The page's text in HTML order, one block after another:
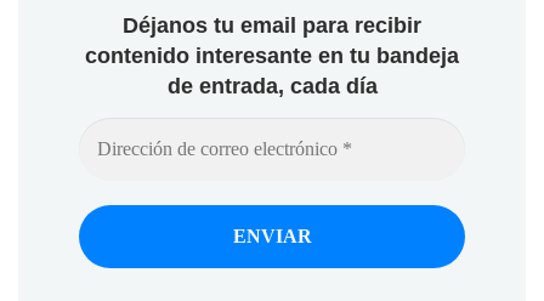
Déjanos tu email para recibir
contenido interesante en tu bandeja
de entrada, cada día